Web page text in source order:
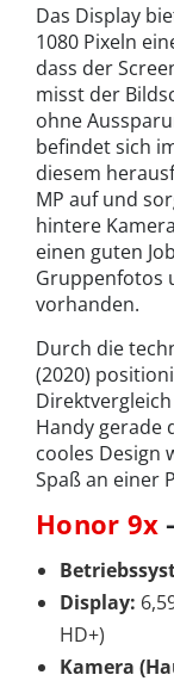
Das Display
1080 Pixeln
dass der
misst der
ohne
befindet sich
diesem
MP auf und
hintere
einen guten
Gruppenfotos
vorhanden.
Durch die
(2020)
Handy gerade
cooles Design
Spaß an einer
Honor 9x
Display:
HD+)
Kamera